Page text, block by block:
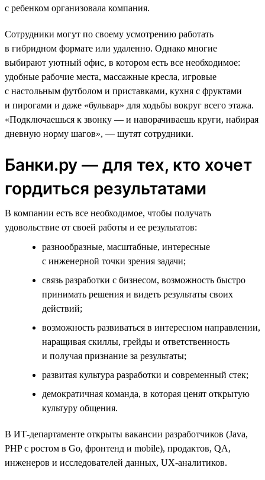
с ребенком организовала компания.
Сотрудники могут по своему усмотрению работать
в гибридном формате или удаленно. Однако многие
выбирают уютный офис, в котором есть все необходимое:
удобные рабочие места, массажные кресла, игровые
с настольным футболом и приставками, кухня с фруктами
и пирогами и даже «бульвар» для ходьбы вокруг всего этажа.
«Подключаешься к звонку — и наворачиваешь круги, набирая
дневную норму шагов», — шутят сотрудники.
Банки.ру — для тех, кто хочет
гордиться результатами
В компании есть все необходимое, чтобы получать
удовольствие от своей работы и ее результатов:
разнообразные, масштабные, интересные
с инженерной точки зрения задачи;
связь разработки с бизнесом, возможность быстро
принимать решения и видеть результаты своих
действий;
возможность развиваться в интересном направлении,
наращивая скиллы, грейды и ответственность
и получая признание за результаты;
развитая культура разработки и современный стек;
демократичная команда, в которая ценят открытую
культуру общения.
В ИТ-департаменте открыты вакансии разработчиков (Java,
PHP с ростом в Go, фронтенд и mobile), продактов, QA,
инженеров и исследователей данных, UX-аналитиков.